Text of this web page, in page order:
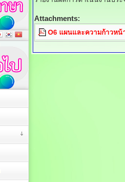
Attachments:
O6 แผนและความก้าวหน้